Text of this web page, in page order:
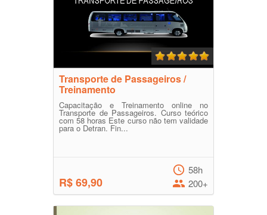
Transporte de Passageiros /
Treinamento
Capacitação e Treinamento online no
Transporte de Passageiros. Curso teórico
com 58 horas Este curso não tem validade
para o Detran. Fin...
R$ 69,90
58h
200+